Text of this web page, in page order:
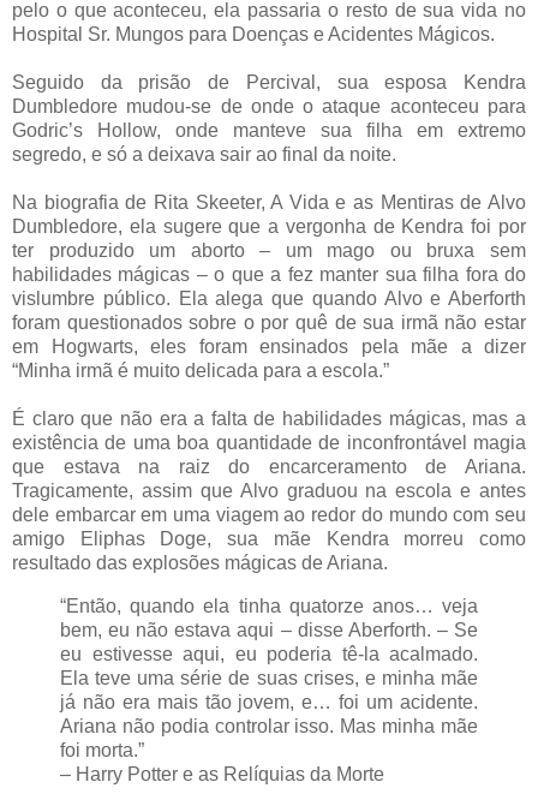
pelo o que aconteceu, ela passaria o resto de sua vida no
Hospital Sr. Mungos para Doenças e Acidentes Mágicos.
Seguido da prisão de Percival, sua esposa Kendra
Dumbledore mudou-se de onde o ataque aconteceu para
Godric’s Hollow, onde manteve sua filha em extremo
segredo, e só a deixava sair ao final da noite.
Na biografia de Rita Skeeter, A Vida e as Mentiras de Alvo
Dumbledore, ela sugere que a vergonha de Kendra foi por
ter produzido um aborto – um mago ou bruxa sem
habilidades mágicas – o que a fez manter sua filha fora do
vislumbre público. Ela alega que quando Alvo e Aberforth
foram questionados sobre o por quê de sua irmã não estar
em Hogwarts, eles foram ensinados pela mãe a dizer
“Minha irmã é muito delicada para a escola.”
É claro que não era a falta de habilidades mágicas, mas a
existência de uma boa quantidade de inconfrontável magia
que estava na raiz do encarceramento de Ariana.
Tragicamente, assim que Alvo graduou na escola e antes
dele embarcar em uma viagem ao redor do mundo com seu
amigo Eliphas Doge, sua mãe Kendra morreu como
resultado das explosões mágicas de Ariana.
“Então, quando ela tinha quatorze anos… veja
bem, eu não estava aqui – disse Aberforth. – Se
eu estivesse aqui, eu poderia tê-la acalmado.
Ela teve uma série de suas crises, e minha mãe
já não era mais tão jovem, e… foi um acidente.
Ariana não podia controlar isso. Mas minha mãe
foi morta.”
– Harry Potter e as Relíquias da Morte